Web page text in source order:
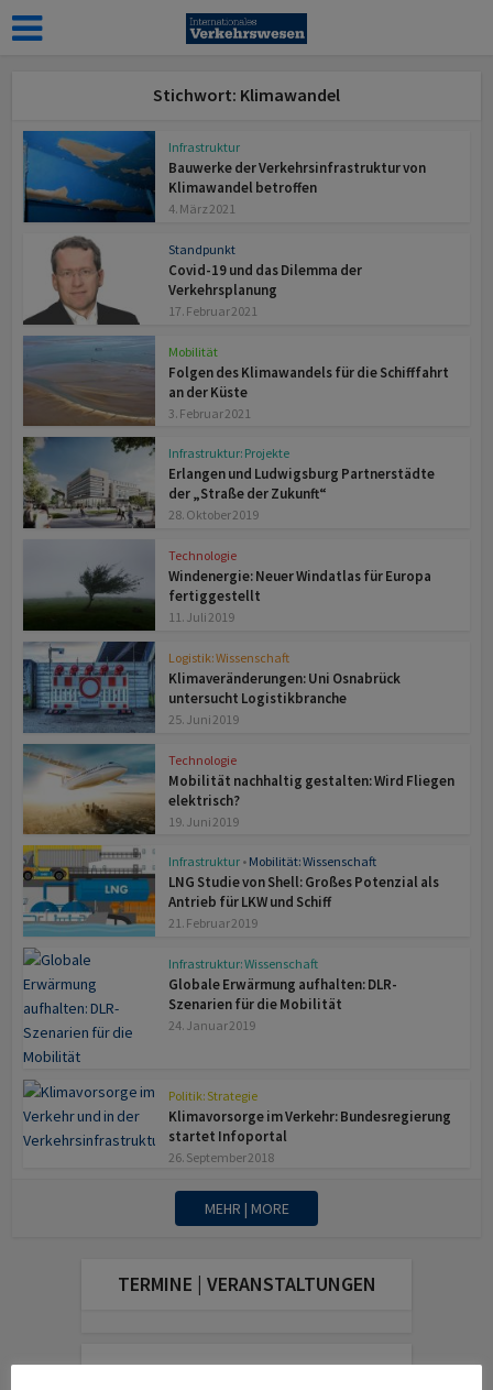
Stichwort: Klimawandel
Infrastruktur
Bauwerke der Verkehrsinfrastruktur von
Klimawandel betroffen
4. März 2021
Standpunkt
Covid-19 und das Dilemma der
Verkehrsplanung
17. Februar 2021
Mobilität
Folgen des Klimawandels für die Schifffahrt
an der Küste
3. Februar 2021
Infrastruktur: Projekte
Erlangen und Ludwigsburg Partnerstädte
der „Straße der Zukunft“
28. Oktober 2019
Technologie
Windenergie: Neuer Windatlas für Europa
fertiggestellt
11. Juli 2019
Logistik: Wissenschaft
Klimaveränderungen: Uni Osnabrück
untersucht Logistikbranche
25. Juni 2019
Technologie
Mobilität nachhaltig gestalten: Wird Fliegen
elektrisch?
19. Juni 2019
Infrastruktur • Mobilität: Wissenschaft
LNG Studie von Shell: Großes Potenzial als
Antrieb für LKW und Schiff
21. Februar 2019
Infrastruktur: Wissenschaft
Globale Erwärmung aufhalten: DLR-
Szenarien für die Mobilität
24. Januar 2019
Politik: Strategie
Klimavorsorge im Verkehr: Bundesregierung
startet Infoportal
26. September 2018
MEHR | MORE
TERMINE | VERANSTALTUNGEN
DAS AKTUELLE MAGAZIN